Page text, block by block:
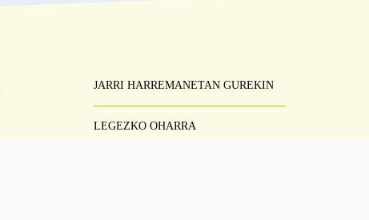
Pie
Menú
JARRI HARREMANETAN GUREKIN
LEGEZKO OHARRA